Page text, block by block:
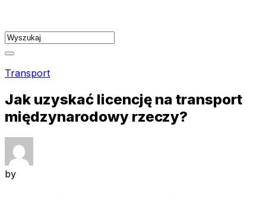
content
Transport
Jak uzyskać licencję na transport
międzynarodowy rzeczy?
by